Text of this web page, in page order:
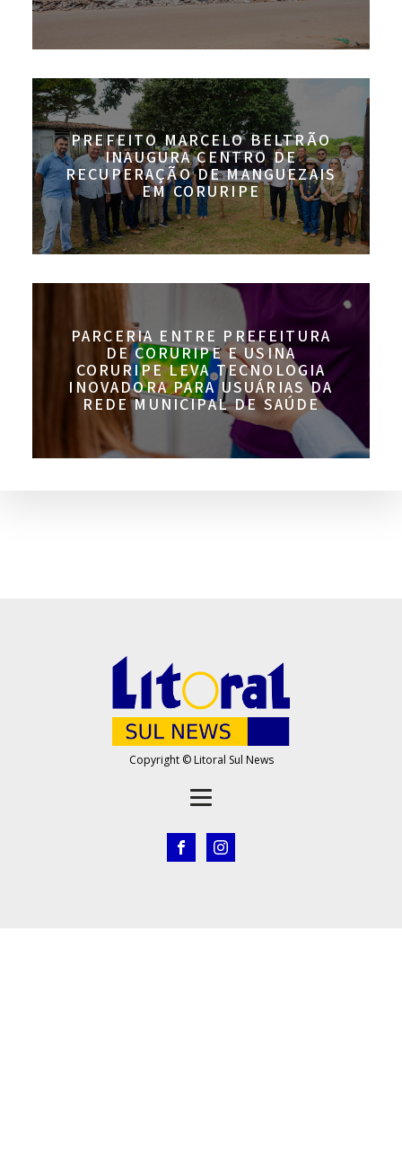
PREFEITO MARCELO BELTRÃO
INAUGURA CENTRO DE
RECUPERAÇÃO DE MANGUEZAIS
EM CORURIPE
PARCERIA ENTRE PREFEITURA
DE CORURIPE E USINA
CORURIPE LEVA TECNOLOGIA
INOVADORA PARA USUÁRIAS DA
REDE MUNICIPAL DE SAÚDE
Copyright © Litoral Sul News